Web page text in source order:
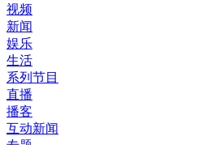
视频
新闻
娱乐
生活
系列节目
直播
播客
互动新闻